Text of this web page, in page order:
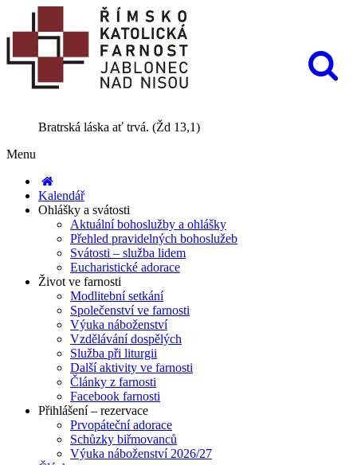
Bratrská láska ať trvá. (Žd 13,1)
Menu
Kalendář
Ohlášky a svátosti
Aktuální bohoslužby a ohlášky
Přehled pravidelných bohoslužeb
Svátosti – služba lidem
Eucharistické adorace
Život ve farnosti
Modlitební setkání
Společenství ve farnosti
Výuka náboženství
Vzdělávání dospělých
Služba při liturgii
Další aktivity ve farnosti
Články z farnosti
Facebook farnosti
Přihlášení – rezervace
Prvopáteční adorace
Schůzky biřmovanců
Výuka náboženství 2026/27